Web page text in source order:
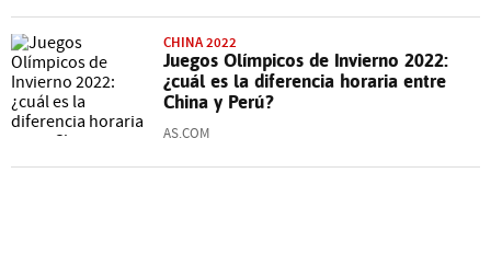
CHINA 2022
Juegos Olímpicos de Invierno 2022:
¿cuál es la diferencia horaria entre
China y Perú?
AS.COM